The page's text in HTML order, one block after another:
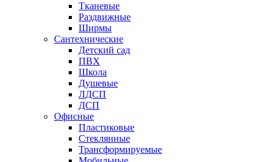
Тканевые
Раздвижные
Ширмы
Сантехнические
Детский сад
ПВХ
Школа
Душевые
ЛДСП
ДСП
Офисные
Пластиковые
Стеклянные
Трансформируемые